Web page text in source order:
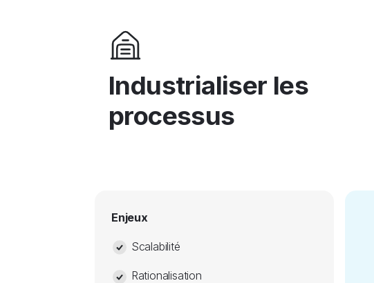
Industrialiser les
processus
Enjeux
Scalabilité
Rationalisation